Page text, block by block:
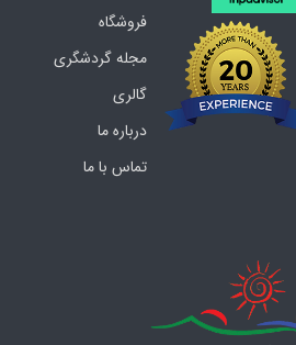
فروشگاه
مجله گردشگری
گالری
درباره ما
تماس با ما